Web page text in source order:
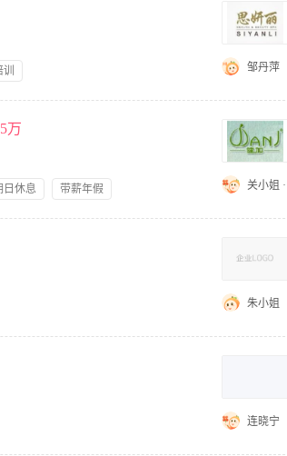
能力； 4、 较强的执行力和组织推动能力、抗压能力强；
邹丹萍
能力； 4、 较强的执行力和组织推动能力、抗压能力强；
万
日休息
带薪年假
关小姐
和人员管理； 4、根据所辖门店销售团队具体工作表
不断优化或调整现有客户网络，实现最大的项目效益。
身高175cm以上； 2、 具有较强的团队管理能力、向心
美容经验者优先； 5、 待遇优厚,底薪+高额销售提成+高
朱小姐
据公司要求完成业绩目标: 4、有连锁美容院工作经验者
连晓宁